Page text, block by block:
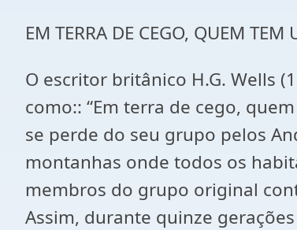
EM TERRA DE CEGO, QUEM
O escritor britânico H.G. Wells
como:: “Em terra de cego,
se perde do seu grupo pelos
montanhas onde todos os
membros do grupo original
Assim, durante quinze